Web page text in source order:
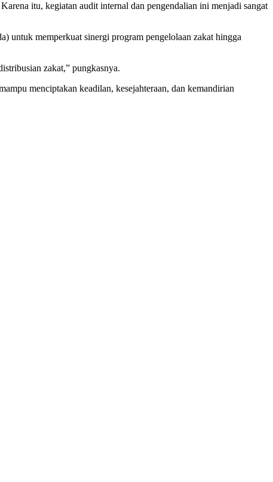
itu, kegiatan audit internal dan pengendalian ini menjadi sangat
untuk memperkuat sinergi program pengelolaan zakat hingga
zakat,” pungkasnya.
menciptakan keadilan, kesejahteraan, dan kemandirian